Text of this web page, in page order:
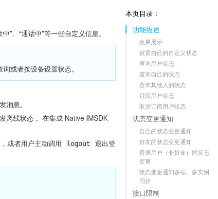
本页目录：
功能描述
效果展示
设置自己的自定义状态
查询用户状态
查询自己的状态
查询其他人的状态
订阅用户状态
取消订阅用户状态
状态变更通知
自己的状态变更通知
好友的状态变更通知
普通用户（非好友）的状态
变更
状态变更通知多端、多实例
同步
接口限制
”、“通话中”等一些自定义信息。
或者按设备设置状态。
消息。
离线状态， 在集成 Native IMSDK
或者用户主动调用 logout
退出登